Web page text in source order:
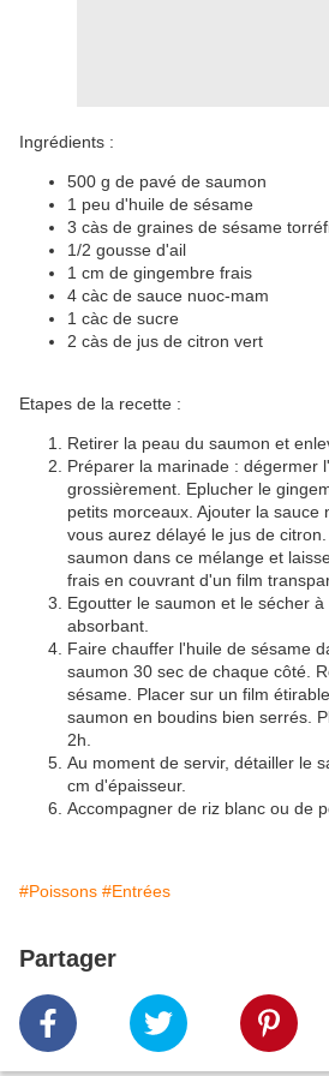
Ingrédients :
500 g de pavé de saumon
1 peu d'huile de sésame
3 càs de graines de sésame
1/2 gousse d'ail
1 cm de gingembre frais
4 càc de sauce nuoc-mam
1 càc de sucre
2 càs de jus de citron vert
Etapes de la recette :
Retirer la peau du saumon et
Préparer la marinade : dégermer
grossièrement. Eplucher le
petits morceaux. Ajouter la sauce
vous aurez délayé le jus de
saumon dans ce mélange et
frais en couvrant d'un film
Egoutter le saumon et le sécher
absorbant.
Faire chauffer l'huile de sésame
saumon 30 sec de chaque côté.
sésame. Placer sur un film
saumon en boudins bien serrés.
2h.
Au moment de servir, détailler le
cm d'épaisseur.
Accompagner de riz blanc ou de
#Poissons #Entrées
Partager